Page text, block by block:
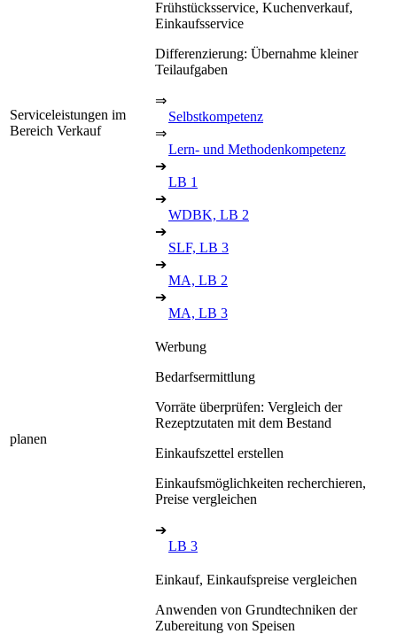
Serviceleistungen im
Bereich Verkauf
Frühstücksservice, Kuchenverkauf,
Einkaufsservice
Differenzierung: Übernahme kleiner
Teilaufgaben
⇒
Selbstkompetenz
⇒
Lern- und Methodenkompetenz
➔
LB 1
➔
WDBK, LB 2
➔
SLF, LB 3
➔
MA, LB 2
➔
MA, LB 3
planen
Werbung
Bedarfsermittlung
Vorräte überprüfen: Vergleich der
Rezeptzutaten mit dem Bestand
Einkaufszettel erstellen
Einkaufsmöglichkeiten recherchieren,
Preise vergleichen
➔
LB 3
Einkauf, Einkaufspreise vergleichen
Anwenden von Grundtechniken der
Zubereitung von Speisen